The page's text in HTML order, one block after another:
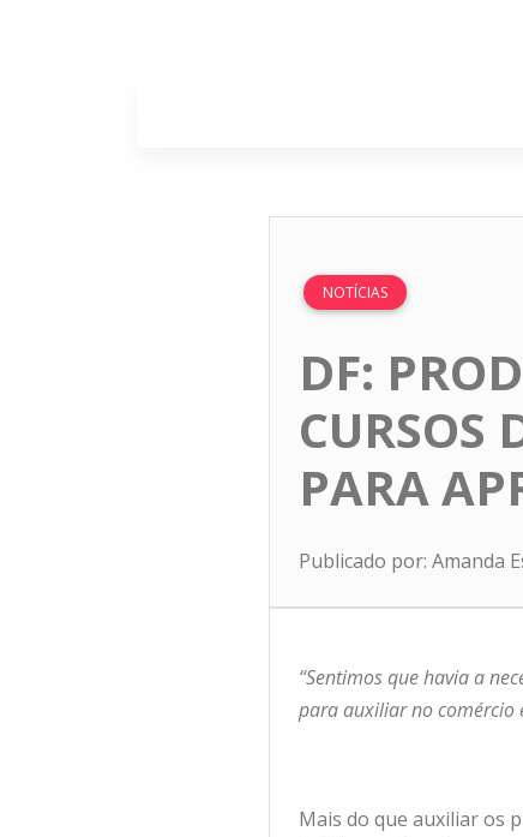
NOTÍCIAS
DF:
CURSOS
PARA
Publicado por: Amanda
“Sentimos que havia a
para auxiliar no comércio
Mais do que auxiliar os